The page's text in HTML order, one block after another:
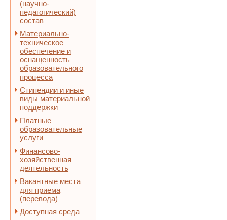
(научно-
педагогический)
состав
Материально-
техническое
обеспечение и
оснащенность
образовательного
процесса
Стипендии и иные
виды материальной
поддержки
Платные
образовательные
услуги
Финансово-
хозяйственная
деятельность
Вакантные места
для приема
(перевода)
Доступная среда